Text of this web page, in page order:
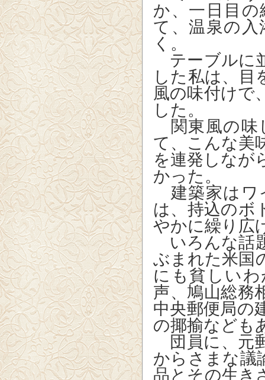
か、一日目
て、温泉の
く。
テーブルに
した私は、目
風の味付けで
した。
関東風の味
て、こんな美
を連発しなが
かった。
建築家はワ
は、持込のボ
やかに繰り広
いろんな話
ぶまれた米国
にも貧しい
声、鳩山総務
中央郵便局の
の揶揄なども
団員に、元
からさまな議
品とその生き